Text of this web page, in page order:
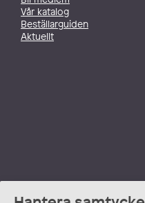
Vår katalog
Beställarguiden
Aktuellt